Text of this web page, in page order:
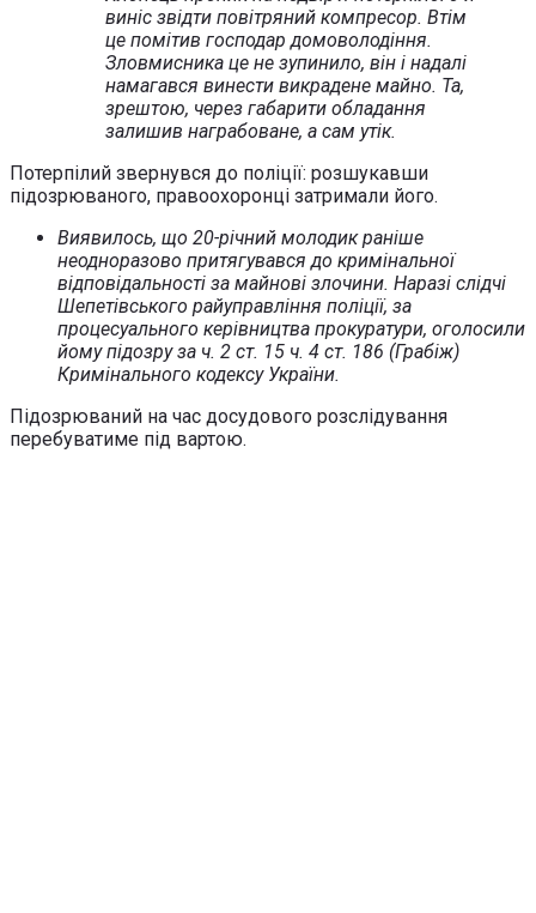
виніс звідти повітряний компресор. Втім
це помітив господар домоволодіння.
Зловмисника це не зупинило, він і надалі
намагався винести викрадене майно. Та,
зрештою, через габарити обладання
залишив награбоване, а сам утік.
Потерпілий звернувся до поліції: розшукавши
підозрюваного, правоохоронці затримали його.
Виявилось, що 20-річний молодик раніше
неодноразово притягувався до кримінальної
відповідальності за майнові злочини. Наразі слідчі
Шепетівського райуправління поліції, за
процесуального керівництва прокуратури, оголосили
йому підозру за ч. 2 ст. 15 ч. 4 ст. 186 (Грабіж)
Кримінального кодексу України.
Підозрюваний на час досудового розслідування
перебуватиме під вартою.